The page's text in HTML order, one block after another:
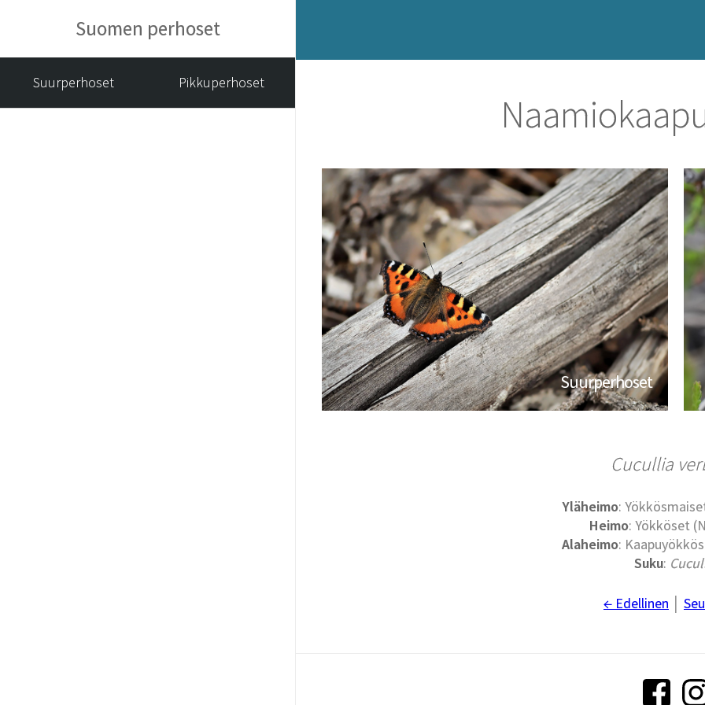
Suomen perhoset
Suurperhoset Pikkuperhoset
Suurperhoset
Cucullia
Yläheimo:
Heimo: Yökköset
Alaheimo:
Suku:
← Edellinen